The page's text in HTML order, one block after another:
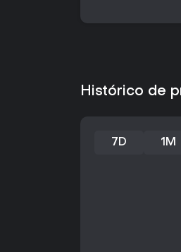
Histórico de
7D 1M